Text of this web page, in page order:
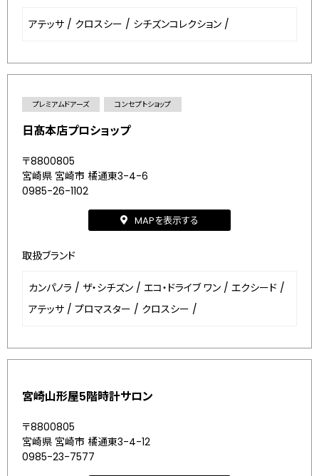
アテッサ / クロスシー / シチズンコレクション /
プレミアムドアーズ コンセプトショップ
日髙本店プロショップ
〒8800805
宮崎県 宮崎市 橘通東3-4-6
0985-26-1102
MAPを表示する
取扱ブランド
カンパノラ / ザ・シチズン / エコ・ドライブ ワン / エクシード /
アテッサ / プロマスター / クロスシー /
宮崎山形屋5階時計サロン
〒8800805
宮崎県 宮崎市 橘通東3-4-12
0985-23-7577